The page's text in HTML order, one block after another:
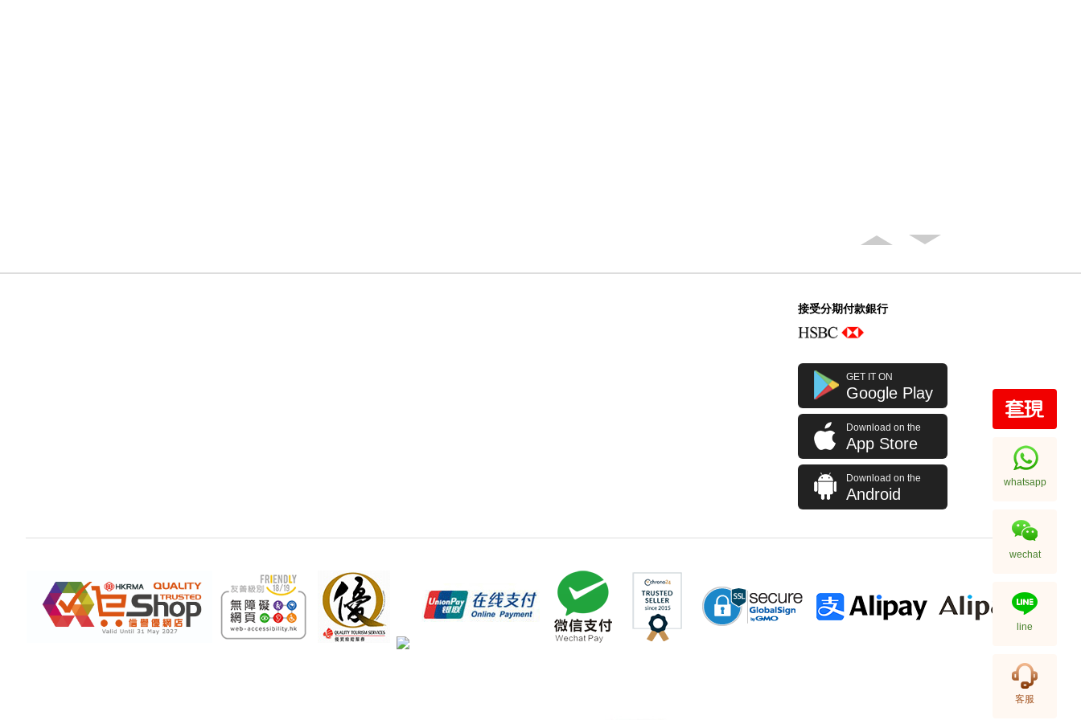
接受分期付款銀行
GET IT ON
Google Play
Download on the
App Store
Download on the
Android
whatsapp
wechat
line
客服